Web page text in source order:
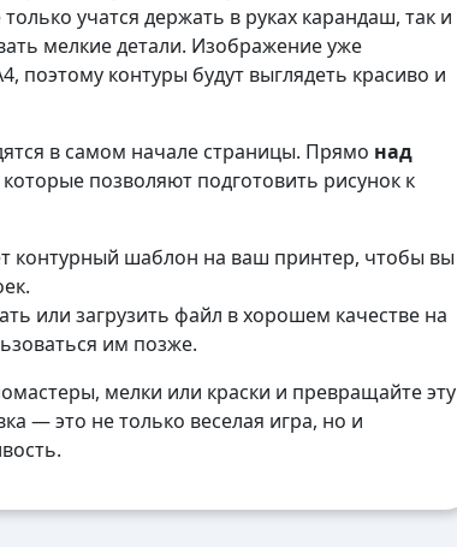
учатся держать в руках карандаш, так и
мелкие детали. Изображение уже
контуры будут выглядеть красиво и
в самом начале страницы. Прямо над
позволяют подготовить рисунок к
контурный шаблон на ваш принтер, чтобы вы
или загрузить файл в хорошем качестве на
им позже.
мелки или краски и превращайте эту
— это не только веселая игра, но и